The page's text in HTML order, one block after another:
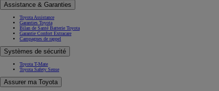
Assistance & Garanties
Toyota Assistance
Garanties Toyota
Bilan de Santé Batterie Toyota
Garantie Confort Extracare
Campagnes de rappel
Systèmes de sécurité
Toyota T-Mate
Toyota Safety Sense
Assurer ma Toyota